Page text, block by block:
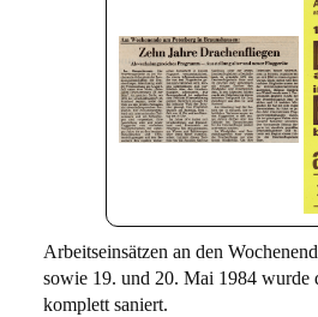
Arbeitseinsätzen an den
sowie 19. und 20. Mai 1984 wurde
komplett saniert.